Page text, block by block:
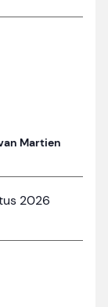
Martien
2026